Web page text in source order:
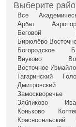
Выберите
Все
Арбат
Беговой
Бирюлёво
Богородское
Внуково
Восточное
Гагаринский
Дмитровский
Замоскворечье
Зябликово
Коньково
Красносельский